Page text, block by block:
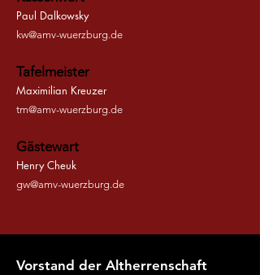
Paul Dalkowsky​
kw@amv-wuerzburg.de
Tafelmeister
Maximilian Kreuzer
tm@amv-wuerzburg.de
Gästewart
Henry Cheuk
gw@amv-wuerzburg.de
Vorstand der Altherrenschaft